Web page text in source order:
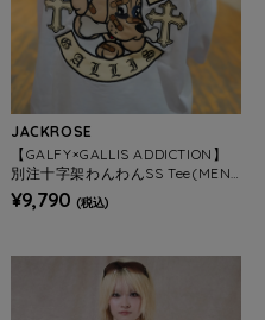
JACKROSE
【GALFY×GALLIS ADDICTION】
別注十字架わんわんSS Tee(MEN
S/WOMENS)
¥9,790 (税込)